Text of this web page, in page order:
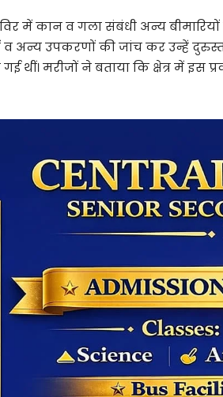
में कान व गला संबंधी अन्य
व अन्य उपकरणों की जांच कर उन्हें
थीं। मरीजों ने बताया कि क्षेत्र में इस